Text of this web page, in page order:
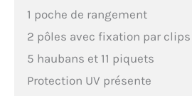
1 poche de rangement
2 pôles avec fixation par clips
5 haubans et 11 piquets
Protection UV présente